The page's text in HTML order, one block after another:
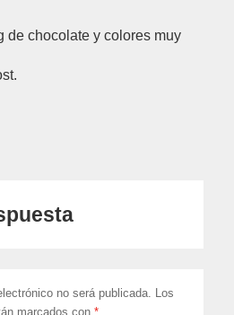
de chocolate y colores muy
no será publicada. Los
marcados con*